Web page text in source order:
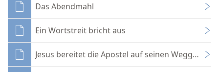
Das Abendmahl
Ein Wortstreit bricht aus
Jesus bereitet die Apostel auf seinen Weggang